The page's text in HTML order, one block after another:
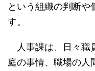
という組織の判断や
す。
人事課は、日々職
庭の事情、職場の人